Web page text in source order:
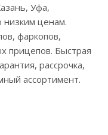
Уфа,
ценам.
фаркопов,
прицепов. Быстрая
рассрочка,
ассортимент.